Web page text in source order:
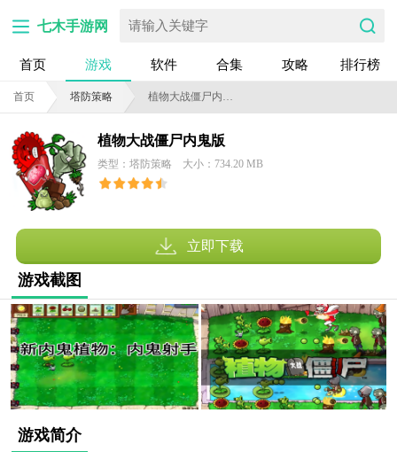
七木手游网
首页 游戏 软件 合集 攻略 排行榜
首页 塔防策略 植物大战僵尸内鬼版
植物大战僵尸内鬼版
类型：塔防策略 大小：734.20 MB
立即下载
游戏截图
游戏简介